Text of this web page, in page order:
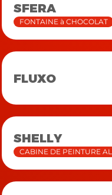
SFERA
FONTAINE à CHOCOLAT
FLUXO
SHELLY
CABINE DE PEINTURE